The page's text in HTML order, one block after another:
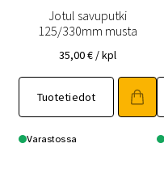
Jotul savuputki
125/330mm musta
35,00€ / kpl
Tuotetiedot
Varastossa